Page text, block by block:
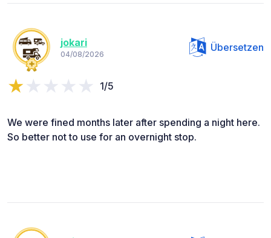
jokari
04/08/2026
Übersetzen
1/5
We were fined months later after spending a night here.
So better not to use for an overnight stop.